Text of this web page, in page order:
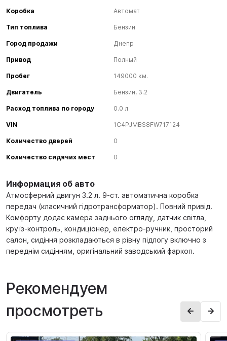
Информация об авто
Атмосферний двигун 3.2 л. 9-ст. автоматична коробка
передач (класичний гідротрансформатор). Повний привід.
Комфорту додає камера заднього огляду, датчик світла,
круїз-контроль, кондиціонер, електро-ручник, просторий
салон, сидіння розкладаються в рівну підлогу включно з
переднім сидінням, оригінальний заводський фаркоп.
Коробка Автомат
Тип топлива Бензин
Город продажи Днепр
Привод Полный
Пробег 149000 км.
Двигатель Бензин, 3.2
Расход топлива по городу 0.0 л
VIN 1C4PJMBS8FW717124
Количество дверей 0
Количество сидячих мест 0
Рекомендуем
просмотреть